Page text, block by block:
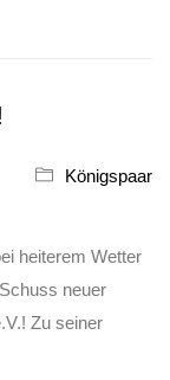
Königspaar
heiterem Wetter
neuer
Zu seiner